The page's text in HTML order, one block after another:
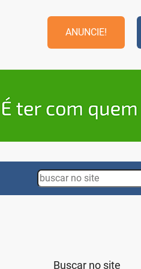
ANUNCIE!
Search
Buscar no site